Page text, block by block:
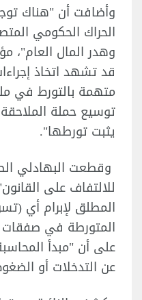
وأضافت أن "هناك
الحراك الحكومي
وهدر المال العام"،
قد تشهد اتخاذ
متهمة بالتورط في
توسيع حملة
يثبت تورطها".
وقطعت البهادلي
للالتفاف على
المطلق لإبرام أي
المتورطة في
على أن "مبدأ
عن التدخلات أو